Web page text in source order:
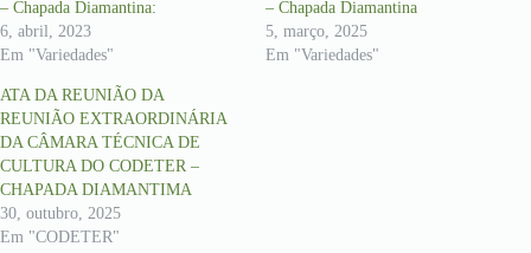
– Chapada Diamantina:
6, abril, 2023
Em "Variedades"
– Chapada Diamantina
5, março, 2025
Em "Variedades"
ATA DA REUNIÃO DA
REUNIÃO EXTRAORDINÁRIA
DA CÂMARA TÉCNICA DE
CULTURA DO CODETER –
CHAPADA DIAMANTIMA
30, outubro, 2025
Em "CODETER"